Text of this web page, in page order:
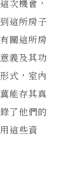
次機會，
這所房子
關這所房
義及其功
式，室內
能存其真
了他們的
這些資